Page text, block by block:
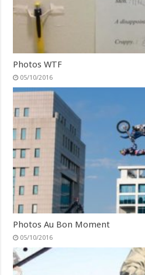
Photos WTF
05/10/2016
Photos Au Bon Moment
05/10/2016